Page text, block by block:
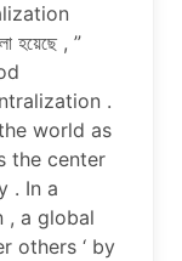
হয়েছে , ”
.
world as
the center
. In a
, a global
others ‘ by